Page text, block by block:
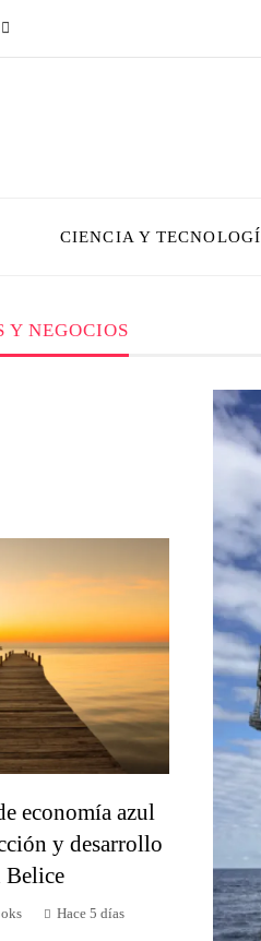
CIENCIA Y
Y NEGOCIOS
economía azul
y desarrollo
Belice
Hace 5 días